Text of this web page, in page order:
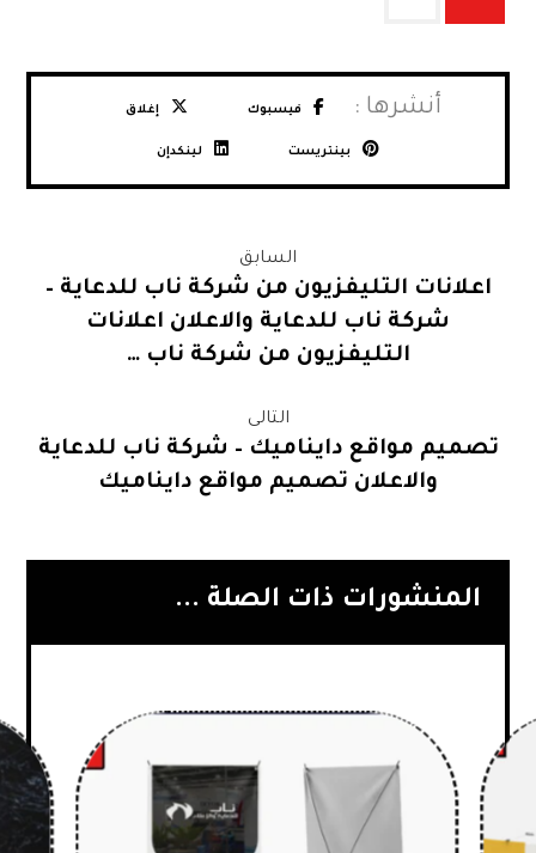
فيسبوك إغلاق
بينتريست لينكدإن
السابق
اعلانات التليفزيون من شركة ناب للدعاية –
شركة ناب للدعاية والاعلان اعلانات
التليفزيون من شركة ناب …
التالى
تصميم مواقع دايناميك – شركة ناب للدعاية
والاعلان تصميم مواقع دايناميك
المنشورات ذات الصلة ...